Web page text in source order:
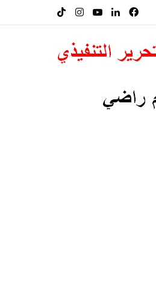
فيسبوكلينكدإن‫YouTube
انستقرام